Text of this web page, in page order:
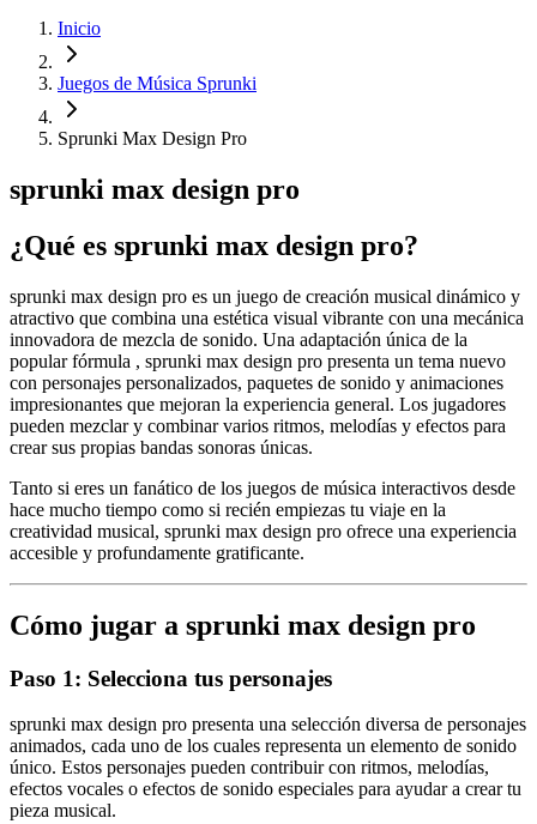
Inicio
Juegos de Música Sprunki
Sprunki Max Design Pro
sprunki max design pro
¿Qué es sprunki max design pro?
sprunki max design pro es un juego de creación musical dinámico y
atractivo que combina una estética visual vibrante con una mecánica
innovadora de mezcla de sonido. Una adaptación única de la
popular fórmula , sprunki max design pro presenta un tema nuevo
con personajes personalizados, paquetes de sonido y animaciones
impresionantes que mejoran la experiencia general. Los jugadores
pueden mezclar y combinar varios ritmos, melodías y efectos para
crear sus propias bandas sonoras únicas.
Tanto si eres un fanático de los juegos de música interactivos desde
hace mucho tiempo como si recién empiezas tu viaje en la
creatividad musical, sprunki max design pro ofrece una experiencia
accesible y profundamente gratificante.
Cómo jugar a sprunki max design pro
Paso 1: Selecciona tus personajes
sprunki max design pro presenta una selección diversa de personajes
animados, cada uno de los cuales representa un elemento de sonido
único. Estos personajes pueden contribuir con ritmos, melodías,
efectos vocales o efectos de sonido especiales para ayudar a crear tu
pieza musical.